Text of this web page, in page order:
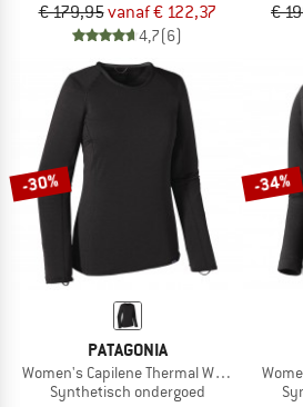
€ 179,95vanaf € 122,37
4,7(6)
€
-30%
PATAGONIA
Women's Capilene Thermal Weight Crew
Synthetisch ondergoed
-34%